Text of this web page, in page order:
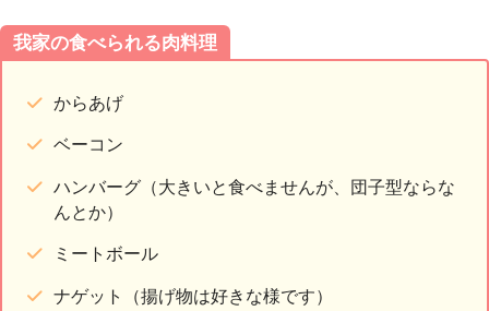
我家の食べられる肉料理
からあげ
ベーコン
ハンバーグ（大きいと食べませんが、団子型ならな
んとか）
ミートボール
ナゲット（揚げ物は好きな様です）